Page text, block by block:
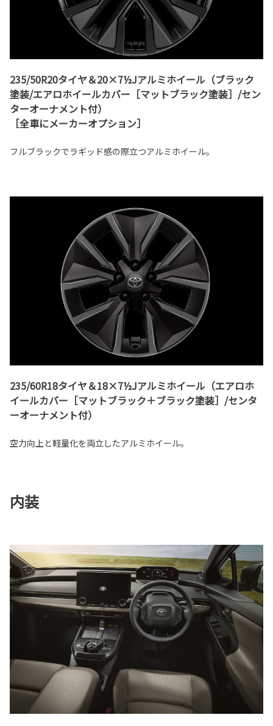
235/50R20タイヤ＆20×7½Jアルミホイール（ブラック
塗装/エアロホイールカバー［マットブラック塗装］/セン
ターオーナメント付）
［全車にメーカーオプション］
フルブラックでラギッド感の際立つアルミホイール。
235/60R18タイヤ＆18×7½Jアルミホイール（エアロホ
イールカバー［マットブラック＋ブラック塗装］/センタ
ーオーナメント付）
空力向上と軽量化を両立したアルミホイール。
内装